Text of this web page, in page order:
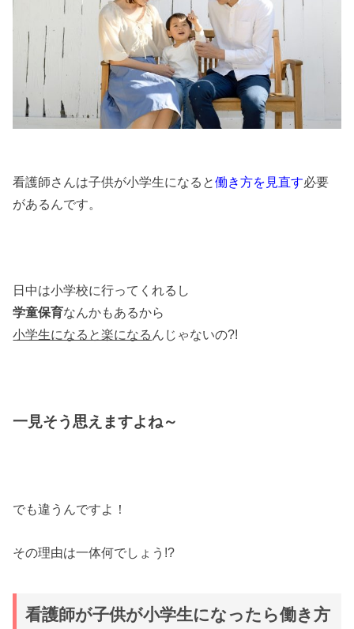
看護師さんは子供が小学生になると働き方を見直す必要
があるんです。
日中は小学校に行ってくれるし
学童保育なんかもあるから
小学生になると楽になる んじゃないの?!
一見そう思えますよね～
でも違うんですよ！
その理由は一体何でしょう!?
看護師が子供が小学生になったら働き方